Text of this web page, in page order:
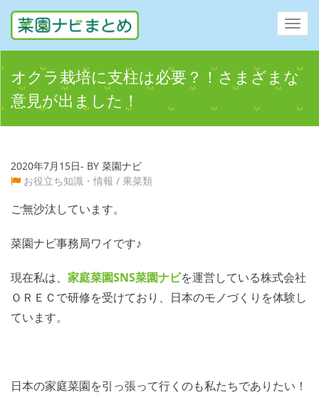
オクラ栽培に支柱は必要？！さまざまな
意見が出ました！
2020年7月15日- BY 菜園ナビ
お役立ち知識・情報 / 果菜類
ご無沙汰しています。
菜園ナビ事務局ワイです♪
現在私は、 家庭菜園SNS菜園ナビを運営している株式会社
ＯＲＥＣで研修を受けており、日本のモノづくりを体験し
ています。
日本の家庭菜園を引っ張って行くのも私たちでありたい！